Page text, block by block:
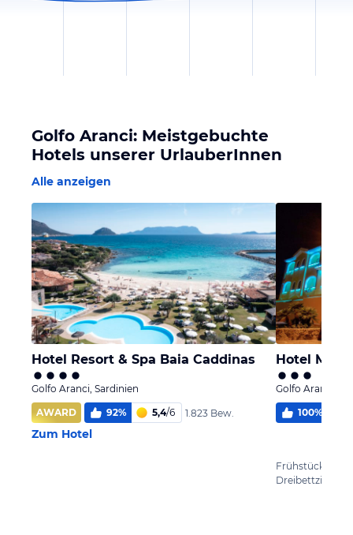
Golfo Aranci: Meistgebuchte
Hotels unserer UrlauberInnen
Alle anzeigen
Hotel Resort & Spa Baia Caddinas
Golfo Aranci, Sardinien
AWARD
92% 5,4/6 1.823 Bew.
Zum Hotel
Hotel Maria
Golfo Aranci,
100%
Frühstück
Dreibettzimmer